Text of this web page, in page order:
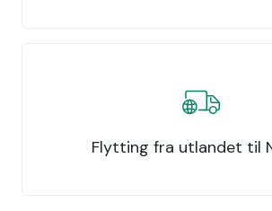
Flytting fra utlandet til